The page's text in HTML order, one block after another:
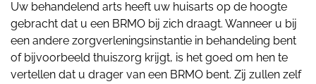
Uw behandelend arts heeft uw huisarts op de hoogte
gebracht dat u een BRMO bij zich draagt. Wanneer u bij
een andere zorgverleningsinstantie in behandeling bent
of bijvoorbeeld thuiszorg krijgt, is het goed om hen te
vertellen dat u drager van een BRMO bent. Zij zullen zelf